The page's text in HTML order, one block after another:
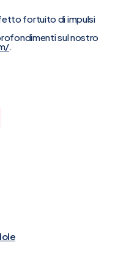
fortuito di impulsi
sul nostro